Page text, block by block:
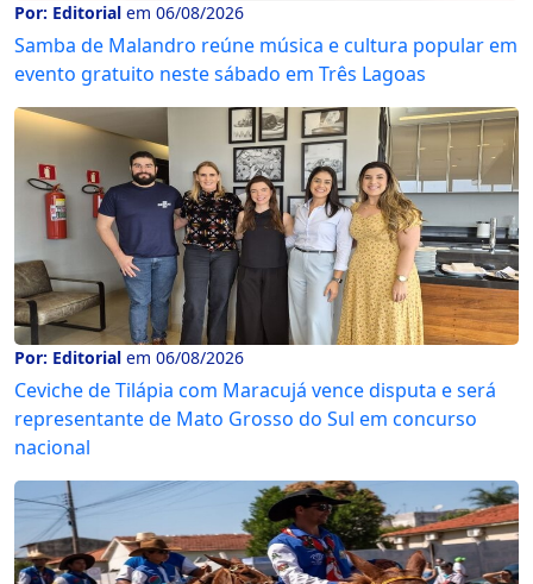
Por: Editorial em 06/08/2026
Samba de Malandro reúne música e cultura popular em
evento gratuito neste sábado em Três Lagoas
Por: Editorial em 06/08/2026
Ceviche de Tilápia com Maracujá vence disputa e será
representante de Mato Grosso do Sul em concurso
nacional